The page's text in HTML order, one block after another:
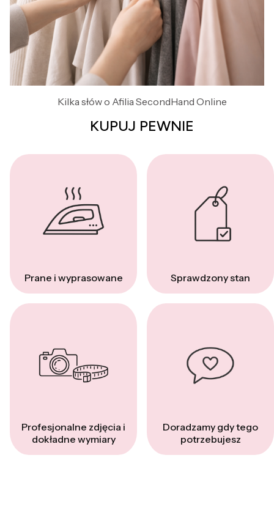
Kilka słów o Afilia SecondHand Online
KUPUJ PEWNIE
Prane i wyprasowane Sprawdzony stan
Profesjonalne zdjęcia i
dokładne wymiary
Doradzamy gdy tego
potrzebujesz